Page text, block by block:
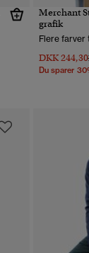
Merchant
grafik
Flere
DKK 244,30
Du sparer